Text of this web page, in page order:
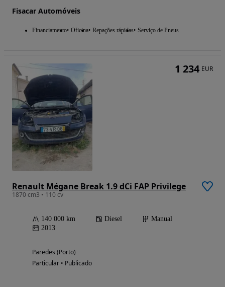
Fisacar Automóveis
Financiamento Oficina Repações rápidas Serviço de Pneus
Renault Mégane Break 1.9 dCi FAP Privilege
1870 cm3 • 110 cv
140 000 km Diesel
Manual
2013
Paredes (Porto)
Particular • Publicado
1 234 EUR